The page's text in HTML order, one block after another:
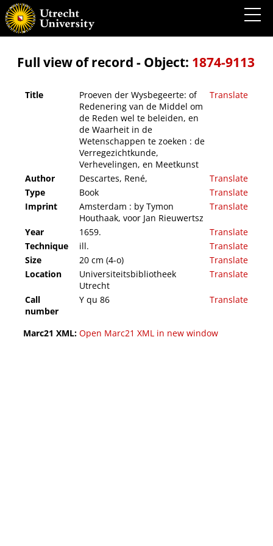
Proeven der Wysbegeerte: of Redenering van de Middel om de Reden wel te beleiden,
en de Waarheit in de Wetenschappen te zoeken : de Verregezichtkunde, Verhevelingen,
en Meetkunst
Full view of record - Object: 1874-9113
Title
Proeven der Wysbegeerte: of
Redenering van de Middel om
de Reden wel te beleiden, en
de Waarheit in de
Wetenschappen te zoeken : de
Verregezichtkunde,
Verhevelingen, en Meetkunst
Translate
Author Descartes, René,
Translate
Type
Book
Translate
Imprint
Amsterdam : by Tymon
Houthaak, voor Jan Rieuwertsz
Translate
Year 1659.
Translate
Technique
ill.
Translate
Size
20 cm (4-o)
Translate
Location
Universiteitsbibliotheek
Utrecht
Translate
Call
number
Y qu 86 Translate
Marc21 XML: Open Marc21 XML in new window